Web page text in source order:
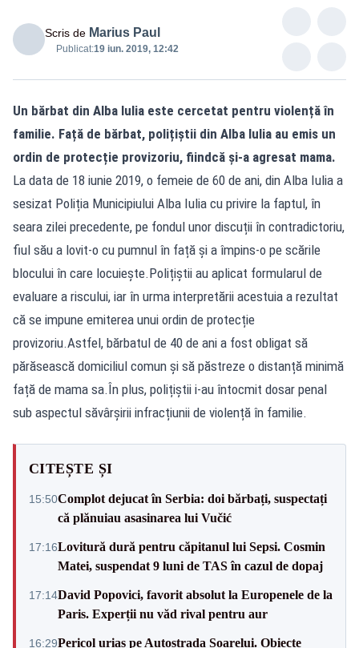
Scris de Marius Paul
Publicat:19 iun. 2019, 12:42
Un bărbat din Alba Iulia este cercetat pentru violență în
familie. Față de bărbat, polițiștii din Alba Iulia au emis un
ordin de protecție provizoriu, fiindcă și-a agresat mama.
La data de 18 iunie 2019, o femeie de 60 de ani, din Alba Iulia a
sesizat Poliția Municipiului Alba Iulia cu privire la faptul, în
seara zilei precedente, pe fondul unor discuții în contradictoriu,
fiul său a lovit-o cu pumnul în față și a împins-o pe scările
blocului în care locuiește.Polițiștii au aplicat formularul de
evaluare a riscului, iar în urma interpretării acestuia a rezultat
că se impune emiterea unui ordin de protecție
provizoriu.Astfel, bărbatul de 40 de ani a fost obligat să
părăsească domiciliul comun și să păstreze o distanță minimă
față de mama sa.În plus, polițiștii i-au întocmit dosar penal
sub aspectul săvârșirii infracțiunii de violență în familie.
CITEȘTE ȘI
15:50Complot dejucat în Serbia: doi bărbați, suspectați
că plănuiau asasinarea lui Vučić
17:16Lovitură dură pentru căpitanul lui Sepsi. Cosmin
Matei, suspendat 9 luni de TAS în cazul de dopaj
17:14David Popovici, favorit absolut la Europenele de la
Paris. Experții nu văd rival pentru aur
16:29Pericol uriaș pe Autostrada Soarelui. Obiecte